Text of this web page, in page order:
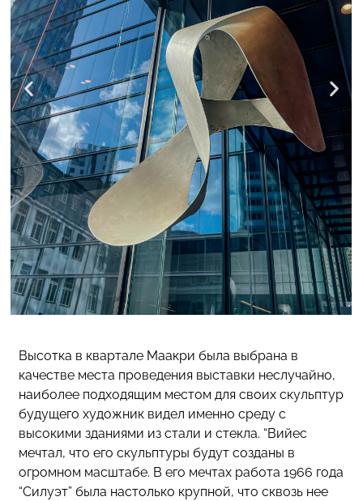
Высотка в квартале Маакри была выбрана в
качестве места проведения выставки неслучайно,
наиболее подходящим местом для своих скульптур
будущего художник видел именно среду с
высокими зданиями из стали и стекла. “Вийес
мечтал, что его скульптуры будут созданы в
огромном масштабе. В его мечтах работа 1966 года
“Силуэт” была настолько крупной, что сквозь нее